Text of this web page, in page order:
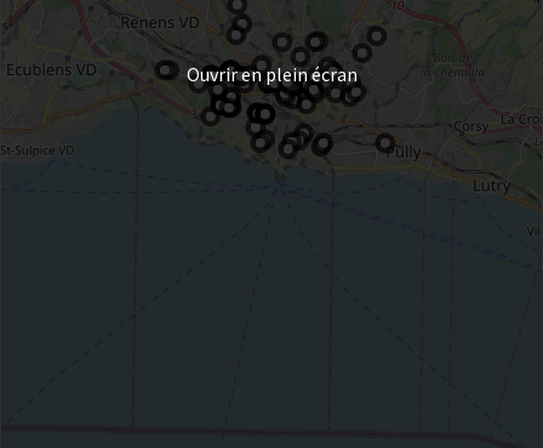
Ouvrir en plein écran